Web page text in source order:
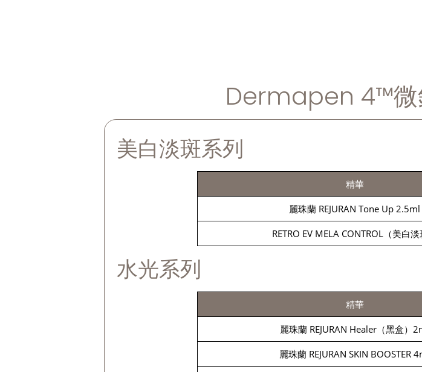
Dermapen 4™微
美白淡斑系列
精華
麗珠蘭 REJURAN Tone Up 2.5ml
RETRO EV MELA CONTROL（美白淡
水光系列
精華
麗珠蘭 REJURAN Healer（黑盒）
麗珠蘭 REJURAN SKIN BOOSTER